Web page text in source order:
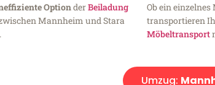
OptionderBeiladung
Mannheim und Stara
Ob ein
transportieren
Möbeltransport
Umzug: